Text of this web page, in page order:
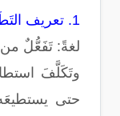
1. تعريف التَطَوُّع:
لغةً: تَفَعُّلٌ
وتَكَلَّفَ
حتى